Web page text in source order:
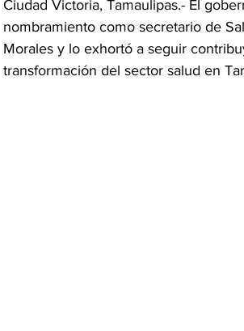
Ciudad Victoria, Tamaulipas.- El
nombramiento como secretario de
Morales y lo exhortó a seguir
transformación del sector salud en